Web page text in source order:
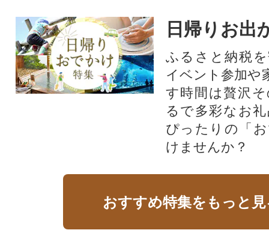
日帰りお出
ふるさと納税
イベント参加や
す時間は贅沢
るで多彩なお
ぴったりの「
けませんか？
おすすめ特集をもっと